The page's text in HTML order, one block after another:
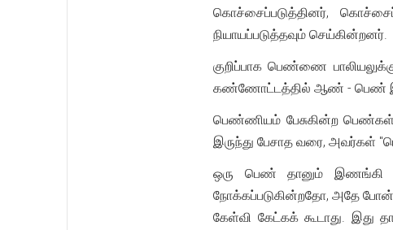
கொச்சைப்படுத்தினர்,
நியாயப்படுத்தவும் செய்கின்றனர்.
குறிப்பாக பெண்ணை
கண்ணோட்டத்தில் ஆண் - பெண்
பெண்ணியம் பேசுகின்ற
இருந்து பேசாத வரை, அவர்கள்
ஒரு பெண் தானும் இணங்கி
நோக்கப்படுகின்றதோ, அதே
கேள்வி கேட்கக் கூடாது. இது